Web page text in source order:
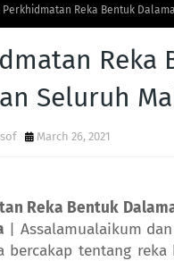
Perkhidmatan Reka Bentuk
Reka
Seluruh
March 26, 2021
Reka Bentuk
| Assalamualaikum
bercakap tentang reka